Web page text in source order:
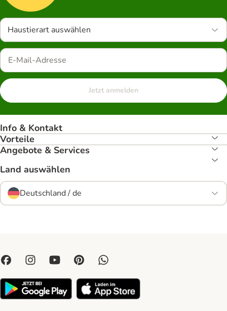
Haustierart auswählen
Jetzt anmelden
Info & Kontakt
Vorteile
Angebote & Services
Land auswählen
Deutschland / de